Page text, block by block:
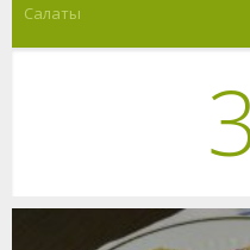
Салаты